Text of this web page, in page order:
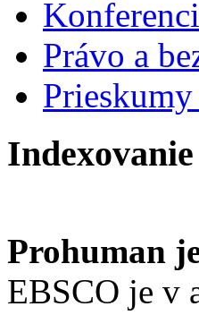
Právo a
Indexovanie
Prohuman
EBSCO je v